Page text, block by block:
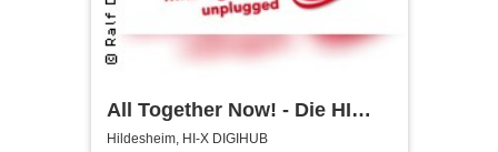
All Together Now! - Die HI
MitSingParty
Hildesheim, HI-X DIGIHUB